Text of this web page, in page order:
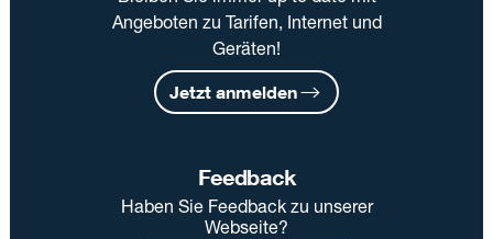
Angeboten zu Tarifen, Internet und
Geräten!
Jetzt anmelden
Feedback
Haben Sie Feedback zu unserer
Webseite?